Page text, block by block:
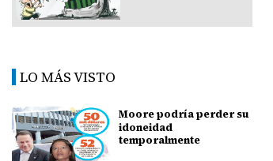
LO MÁS VISTO
Moore podría perder su
idoneidad
temporalmente